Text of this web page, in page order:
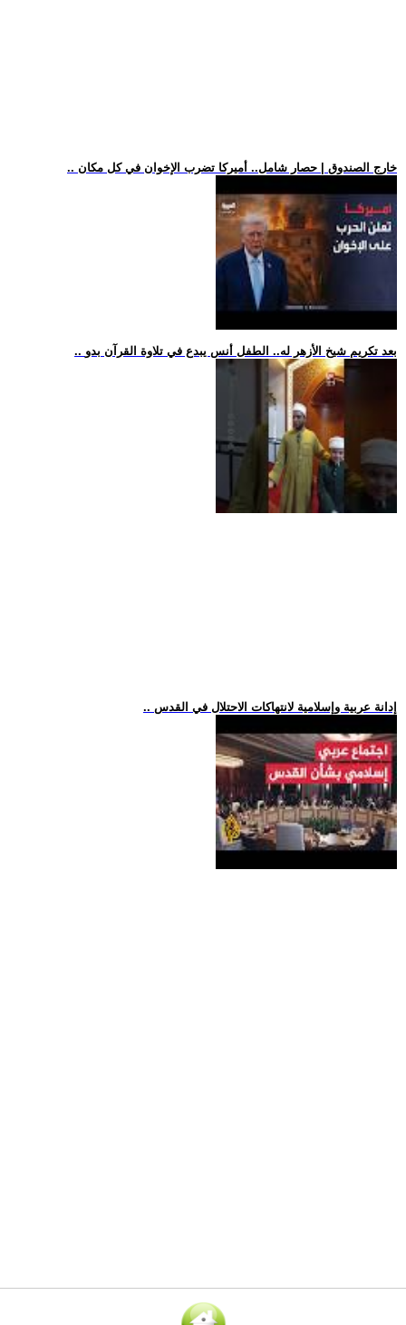
.. خارج الصندوق | حصار شامل.. أميركا تضرب الإخوان في كل مكان
.. بعد تكريم شيخ الأزهر له.. الطفل أنس يبدع في تلاوة القرآن بدو
.. إدانة عربية وإسلامية لانتهاكات الاحتلال في القدس